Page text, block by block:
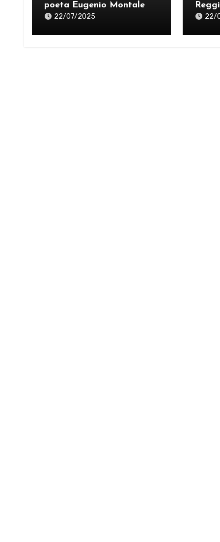
poeta Eugenio Montale
22/07/2025
una
22/